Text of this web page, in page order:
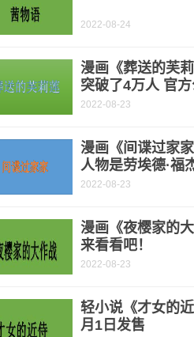
2022-08-24
漫画《葬送的芙
突破了4万人 官
2022-08-23
漫画《间谍过家
人物是劳埃德·福
2022-08-23
漫画《夜樱家的
来看看吧！
2022-08-23
轻小说《才女的
月1日发售